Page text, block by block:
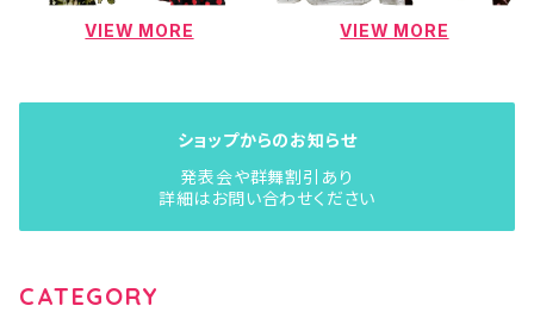
VIEW MORE VIEW MORE
ショップからのお知らせ
発表会や群舞割引あり
詳細はお問い合わせください
CATEGORY